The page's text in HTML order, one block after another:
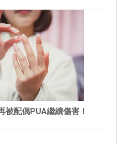
被配偶PUA繼續傷害！